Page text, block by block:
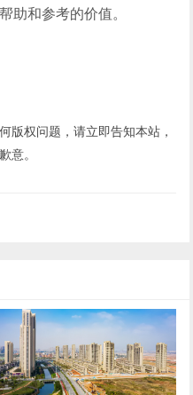
助和参考的价值。
版权问题，请立即告知本站，
意。